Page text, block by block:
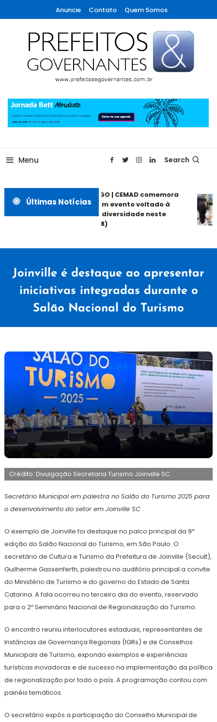
To
Content
Anuncie Contato Quem Somos
Prefeitos & Governantes
Menu Search
Últimas Notícias
ANÁPOLIS GO | CEMAD comemora
30 anos com evento voltado à
inclusão e diversidade neste
sábado (08)
Joinville é destaque ao apresentar
iniciativas integradas durante o
Salão Nacional do Turismo
agosto
2025
Maurilio
Crédito: Divulgação Secretaria Turismo Joinville SC
Secretário Municipal em palestra no Salão do Turismo 2025 para
o desenvolvimento do setor em Joinville SC
O exemplo de Joinville foi destaque no palco principal da 9ª
edição do Salão Nacional do Turismo, em São Paulo. O
secretário de Cultura e Turismo da Prefeitura de Joinville (Secult),
Guilherme Gassenferth, palestrou no auditório principal a convite
do Ministério de Turismo e do governo do Estado de Santa
Catarina. A fala ocorreu no terceiro dia do evento, reservado
para o 2º Seminário Nacional de Regionalização do Turismo.
O encontro reuniu interlocutores estaduais, representantes de
Instâncias de Governança Regionais (IGRs) e de Conselhos
Municipais de Turismo, expondo exemplos e experiências
turísticas inovadoras e de sucesso na implementação da política
de regionalização por todo o país. A programação contou com
painéis temáticos.
O secretário expôs a participação do Conselho Municipal de